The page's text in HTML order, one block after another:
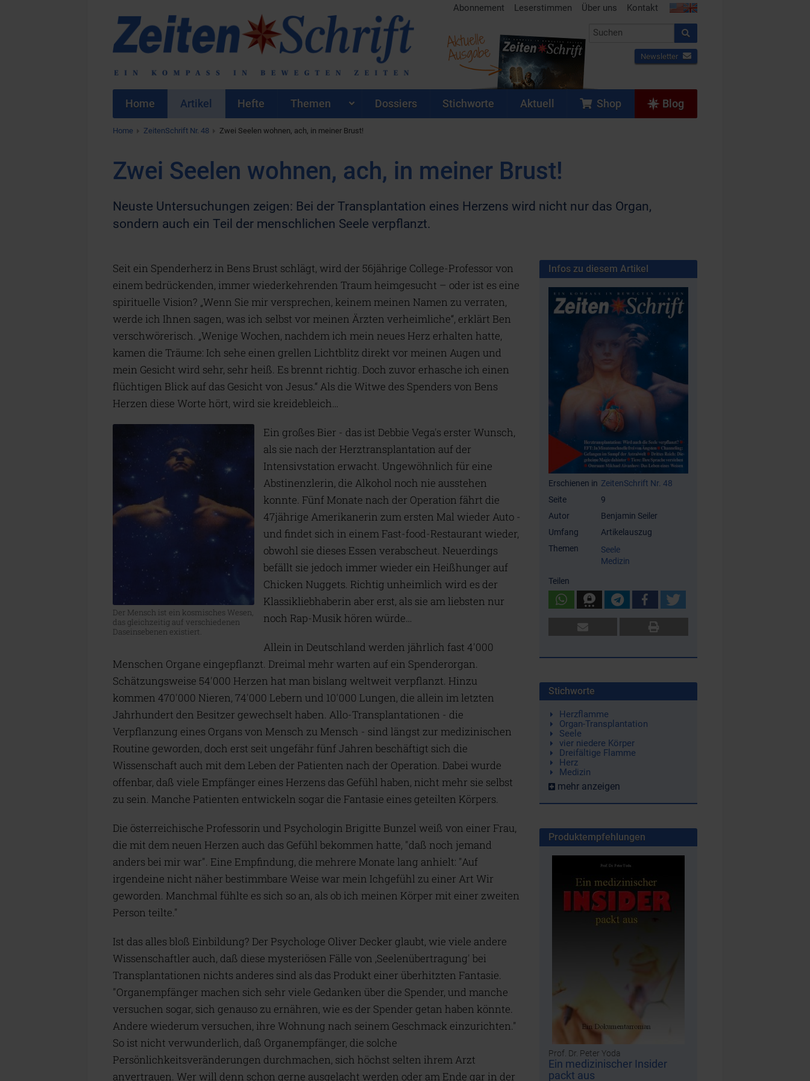
Abonnement Leserstimmen Über uns Kontakt
Newsletter
Aktuelle
Ausgabe
Home Artikel Hefte Themen Dossiers Stichworte Aktuell Shop Blog
Home ZeitenSchrift Nr. 48 Zwei Seelen wohnen, ach, in meiner Brust!
Zwei Seelen wohnen, ach, in meiner Brust!
Neuste Untersuchungen zeigen: Bei der Transplantation eines Herzens wird nicht nur das Organ,
sondern auch ein Teil der menschlichen Seele verpflanzt.
Seit ein Spenderherz in Bens Brust schlägt, wird der 56jährige College-Professor von
einem bedrückenden, immer wiederkehrenden Traum heimgesucht – oder ist es eine
spirituelle Vision? „Wenn Sie mir versprechen, keinem meinen Namen zu verraten,
werde ich Ihnen sagen, was ich selbst vor meinen Ärzten verheimliche“, erklärt Ben
verschwörerisch. „Wenige Wochen, nachdem ich mein neues Herz erhalten hatte,
kamen die Träume: Ich sehe einen grellen Lichtblitz direkt vor meinen Augen und
mein Gesicht wird sehr, sehr heiß. Es brennt richtig. Doch zuvor erhasche ich einen
flüchtigen Blick auf das Gesicht von Jesus.“ Als die Witwe des Spenders von Bens
Herzen diese Worte hört, wird sie kreidebleich…
Der Mensch ist ein kosmisches Wesen,
das gleichzeitig auf verschiedenen
Daseinsebenen existiert.
Ein großes Bier - das ist Debbie Vega's erster Wunsch,
als sie nach der Herztransplantation auf der
Intensivstation erwacht. Ungewöhnlich für eine
Abstinenzlerin, die Alkohol noch nie ausstehen
konnte. Fünf Monate nach der Operation fährt die
47jährige Amerikanerin zum ersten Mal wieder Auto -
und findet sich in einem Fast-food-Restaurant wieder,
obwohl sie dieses Essen verabscheut. Neuerdings
befällt sie jedoch immer wieder ein Heißhunger auf
Chicken Nuggets. Richtig unheimlich wird es der
Klassikliebhaberin aber erst, als sie am liebsten nur
noch Rap-Musik hören würde…
Allein in Deutschland werden jährlich fast 4'000
Menschen Organe eingepflanzt. Dreimal mehr warten auf ein Spenderorgan.
Schätzungsweise 54'000 Herzen hat man bislang weltweit verpflanzt. Hinzu
kommen 470'000 Nieren, 74'000 Lebern und 10'000 Lungen, die allein im letzten
Jahrhundert den Besitzer gewechselt haben. Allo-Transplantationen - die
Verpflanzung eines Organs von Mensch zu Mensch - sind längst zur medizinischen
Routine geworden, doch erst seit ungefähr fünf Jahren beschäftigt sich die
Wissenschaft auch mit dem Leben der Patienten nach der Operation. Dabei wurde
offenbar, daß viele Empfänger eines Herzens das Gefühl haben, nicht mehr sie selbst
zu sein. Manche Patienten entwickeln sogar die Fantasie eines geteilten Körpers.
Die österreichische Professorin und Psychologin Brigitte Bunzel weiß von einer Frau,
die mit dem neuen Herzen auch das Gefühl bekommen hatte, "daß noch jemand
anders bei mir war". Eine Empfindung, die mehrere Monate lang anhielt: "Auf
irgendeine nicht näher bestimmbare Weise war mein Ichgefühl zu einer Art Wir
geworden. Manchmal fühlte es sich so an, als ob ich meinen Körper mit einer zweiten
Person teilte."
Ist das alles bloß Einbildung? Der Psychologe Oliver Decker glaubt, wie viele andere
Wissenschaftler auch, daß diese mysteriösen Fälle von ‚Seelenübertragung' bei
Transplantationen nichts anderes sind als das Produkt einer überhitzten Fantasie.
"Organempfänger machen sich sehr viele Gedanken über die Spender, und manche
versuchen sogar, sich genauso zu ernähren, wie es der Spender getan haben könnte.
Andere wiederum versuchen, ihre Wohnung nach seinem Geschmack einzurichten."
So ist nicht verwunderlich, daß Organempfänger, die solche
Persönlichkeitsveränderungen durchmachen, sich höchst selten ihrem Arzt
anvertrauen. Wer will denn schon gerne ausgelacht werden oder am Ende gar in der
Infos zu diesem Artikel
Erschienen in ZeitenSchrift Nr. 48
Seite
9
Autor
Benjamin Seiler
Umfang
Artikelauszug
Themen
Seele
Medizin
Teilen
Stichworte
Herzflamme
Organ-Transplantation
Seele
vier niedere Körper
Dreifältige Flamme
Herz
Medizin
mehr anzeigen
Produktempfehlungen
Prof. Dr. Peter Yoda
Ein medizinischer Insider
packt aus